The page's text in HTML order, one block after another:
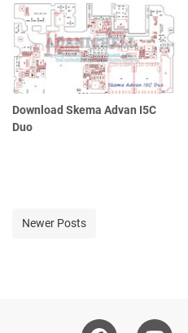
Download Skema Advan I5C
Duo
Newer Posts